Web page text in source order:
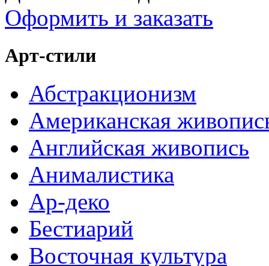
Оформить и заказать
Арт-стили
Абстракционизм
Американская
Английская живопись
Анималистика
Ар-деко
Бестиарий
Восточная культура